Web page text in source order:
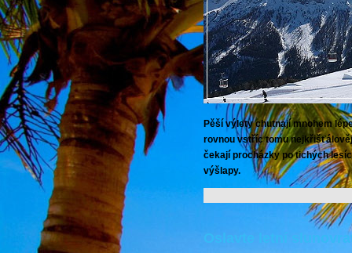
Pěší výlety chutnají mnohem
rovnou vstříc tomu
čekají procházky po tichých
výšlapy.
Oslavte letní